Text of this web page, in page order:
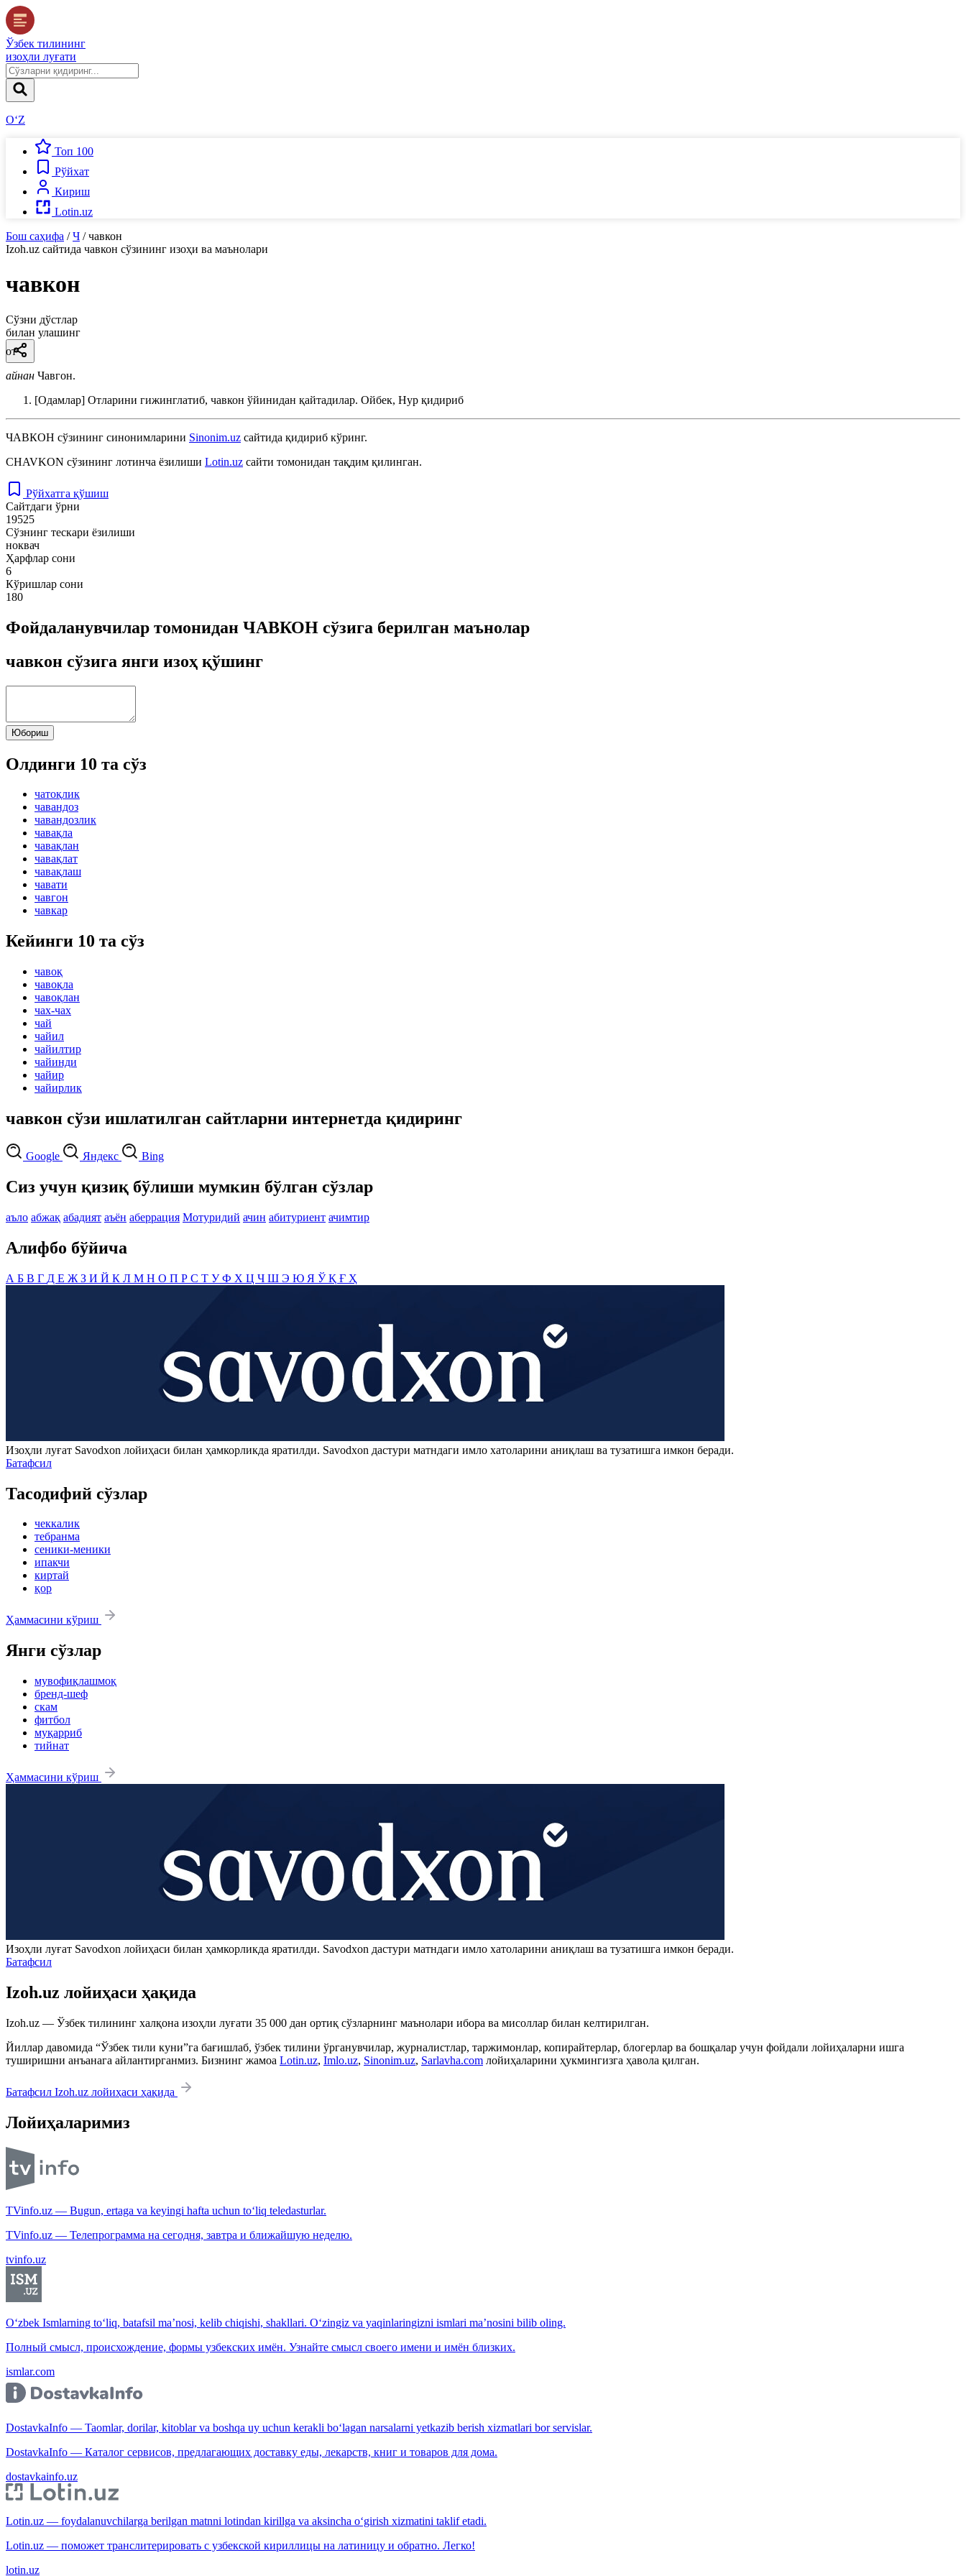
Ўзбек тилининг
изоҳли луғати
O‘Z
Топ 100
Рўйхат
Кириш
Lotin.uz
Бош саҳифа / Ч / чавкон
Izoh.uz сайтида чавкон сўзининг изоҳи ва маънолари
чавкон
Сўзни дўстлар
билан улашинг
от
айнан Чавгон.
[Одамлар] Отларини гижинглатиб, чавкон ўйинидан қайтадилар. Ойбек, Нур қидириб
ЧАВКОН сўзининг синонимларини Sinonim.uz сайтида қидириб кўринг.
CHAVKON сўзининг лотинча ёзилиши Lotin.uz сайти томонидан тақдим қилинган.
Рўйхатга қўшиш
Сайтдаги ўрни
19525
Сўзнинг тескари ёзилиши
ноквач
Ҳарфлар сони
6
Кўришлар сони
180
Фойдаланувчилар томонидан ЧАВКОН сўзига берилган маънолар
чавкон сўзига янги изоҳ қўшинг
Юбориш
Олдинги 10 та сўз
чатоқлик
чавандоз
чавандозлик
чавақла
чавақлан
чавақлат
чавақлаш
чавати
чавгон
чавкар
Кейинги 10 та сўз
чавоқ
чавоқла
чавоқлан
чах-чах
чай
чайил
чайилтир
чайинди
чайир
чайирлик
чавкон сўзи ишлатилган сайтларни интернетда қидиринг
Google Яндекс Bing
Сиз учун қизиқ бўлиши мумкин бўлган сўзлар
аъло абжақ абадият аъён аберрация Мотуридий ачин абитуриент ачимтир
Алифбо бўйича
А Б В Г Д Е Ж З И Й К Л М Н О П Р С Т УФ Х Ц Ч Ш Э Ю Я ЎҚ Ғ Ҳ
Изоҳли луғат Savodxon лойиҳаси билан ҳамкорликда яратилди. Savodxon дастури матндаги имло хатоларини аниқлаш ва тузатишга имкон беради.
Батафсил
Тасодифий сўзлар
чеккалик
тебранма
сеники-меники
ипакчи
киртай
қор
Ҳаммасини кўриш
Янги сўзлар
мувофиқлашмоқ
бренд-шеф
скам
фитбол
муқарриб
тийнат
Ҳаммасини кўриш
Изоҳли луғат Savodxon лойиҳаси билан ҳамкорликда яратилди. Savodxon дастури матндаги имло хатоларини аниқлаш ва тузатишга имкон беради.
Батафсил
Izoh.uz лойиҳаси ҳақида
Izoh.uz — Ўзбек тилининг халқона изоҳли луғати 35 000 дан ортиқ сўзларнинг маънолари ибора ва мисоллар билан келтирилган.
Йиллар давомида “Ўзбек тили куни”га бағишлаб, ўзбек тилини ўрганувчилар, журналистлар, таржимонлар, копирайтерлар, блогерлар ва бошқалар учун фойдали лойиҳаларни ишга
туширишни анъанага айлантирганмиз. Бизнинг жамоа Lotin.uz, Imlo.uz, Sinonim.uz, Sarlavha.com лойиҳаларини ҳукмингизга ҳавола қилган.
Батафсил Izoh.uz лойиҳаси ҳақида
Лойиҳаларимиз
TVinfo.uz — Bugun, ertaga va keyingi hafta uchun to‘liq teledasturlar.
TVinfo.uz — Телепрограмма на сегодня, завтра и ближайшую неделю.
tvinfo.uz
O‘zbek Ismlarning to‘liq, batafsil ma’nosi, kelib chiqishi, shakllari. O‘zingiz va yaqinlaringizni ismlari ma’nosini bilib oling.
Полный смысл, происхождение, формы узбекских имён. Узнайте смысл своего имени и имён близких.
ismlar.com
DostavkaInfo — Taomlar, dorilar, kitoblar va boshqa uy uchun kerakli bo‘lagan narsalarni yetkazib berish xizmatlari bor servislar.
DostavkaInfo — Каталог сервисов, предлагающих доставку еды, лекарств, книг и товаров для дома.
dostavkainfo.uz
Lotin.uz — foydalanuvchilarga berilgan matnni lotindan kirillga va aksincha o‘girish xizmatini taklif etadi.
Lotin.uz — поможет транслитерировать с узбекской кириллицы на латиницу и обратно. Легко!
lotin.uz